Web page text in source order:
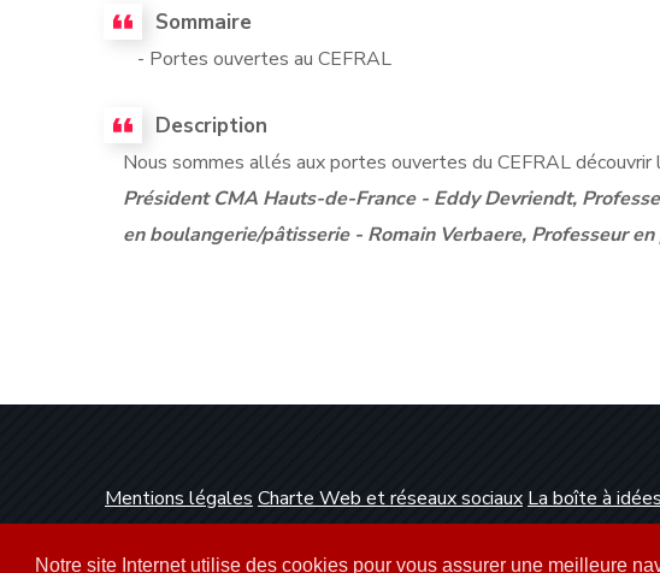
Notre site Internet utilise des cookies pour vous assurer une meilleure
Sommaire
- Portes ouvertes au CEFRAL
Description
Nous sommes allés aux portes ouvertes du CEFRAL
Président CMA Hauts-de-France - Eddy Devriendt,
en boulangerie/pâtisserie - Romain Verbaere, Professeur
Mentions légales Charte Web et réseaux sociaux La boîte à idées